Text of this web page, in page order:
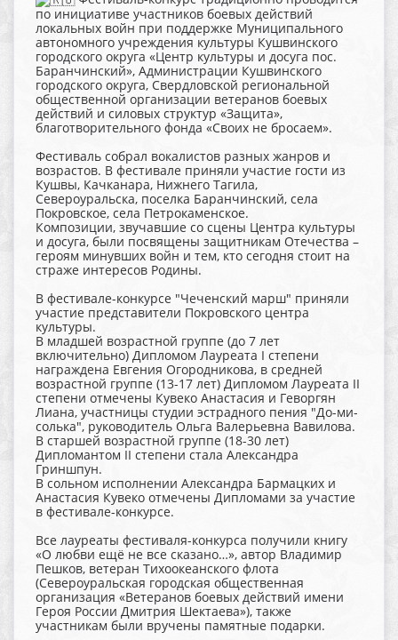
по инициативе участников боевых действий
локальных войн при поддержке Муниципального
автономного учреждения культуры Кушвинского
городского округа «Центр культуры и досуга пос.
Баранчинский», Администрации Кушвинского
городского округа, Свердловской региональной
общественной организации ветеранов боевых
действий и силовых структур «Защита»,
благотворительного фонда «Своих не бросаем».
Фестиваль собрал вокалистов разных жанров и
возрастов. В фестивале приняли участие гости из
Кушвы, Качканара, Нижнего Тагила,
Североуральска, поселка Баранчинский, села
Покровское, села Петрокаменское.
Композиции, звучавшие со сцены Центра культуры
и досуга, были посвящены защитникам Отечества –
героям минувших войн и тем, кто сегодня стоит на
страже интересов Родины.
В фестивале-конкурсе "Чеченский марш" приняли
участие представители Покровского центра
культуры.
В младшей возрастной группе (до 7 лет
включительно) Дипломом Лауреата I степени
награждена Евгения Огородникова, в средней
возрастной группе (13-17 лет) Дипломом Лауреата II
степени отмечены Кувеко Анастасия и Геворгян
Лиана, участницы студии эстрадного пения "До-ми-
солька", руководитель Ольга Валерьевна Вавилова.
В старшей возрастной группе (18-30 лет)
Дипломантом II степени стала Александра
Гриншпун.
В сольном исполнении Александра Бармацких и
Анастасия Кувеко отмечены Дипломами за участие
в фестивале-конкурсе.
Все лауреаты фестиваля-конкурса получили книгу
«О любви ещё не все сказано…», автор Владимир
Пешков, ветеран Тихоокеанского флота
(Североуральская городская общественная
организация «Ветеранов боевых действий имени
Героя России Дмитрия Шектаева»), также
участникам были вручены памятные подарки.